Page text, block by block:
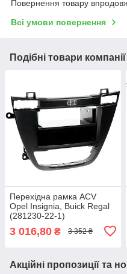
Повернення товару
Всі умови повернення
Подібні товари компанії
Перехідна рамка ACV
Opel Insignia, Buick Regal
(281230-22-1)
3 016,80 ₴ 3 352 ₴
Акційні пропозиції та